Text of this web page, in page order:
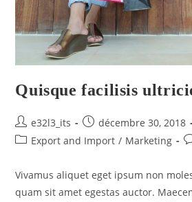
Quisque facilisis
e32l3_its
décembre 30, 2018
Export and Import / Marketing
Vivamus aliquet eget ipsum non
quam sit amet egestas auctor.